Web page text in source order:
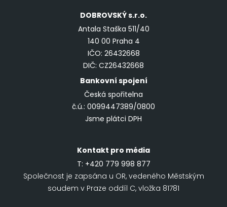
DOBROVSKÝs.r.o.
Antala Staška 511/40
140 00 Praha 4
IČO: 26432668
DIČ: CZ26432668
Bankovní spojení
Česká spořitelna
č.ú.: 0099447389/0800
Jsme plátci DPH
Kontakt pro média
T: +420 779 998 877
Společnost je zapsána u OR, vedeného Městským
soudem v Praze oddíl C, vložka 81781